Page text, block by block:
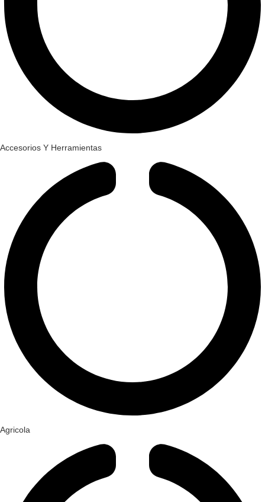
Accesorios Y Herramientas
Agricola